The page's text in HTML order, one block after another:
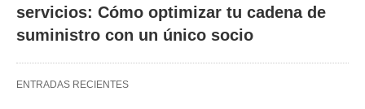
servicios: Cómo optimizar tu cadena de
suministro con un único socio
ENTRADAS RECIENTES